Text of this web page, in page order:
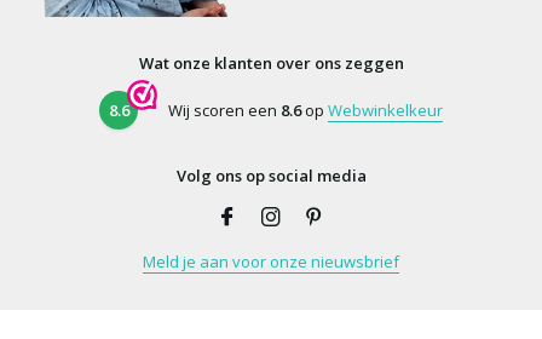
Wat onze klanten over ons zeggen
8.6 Wij scoren een 8.6op Webwinkelkeur
Volg ons op social media
Meld je aan voor onze nieuwsbrief